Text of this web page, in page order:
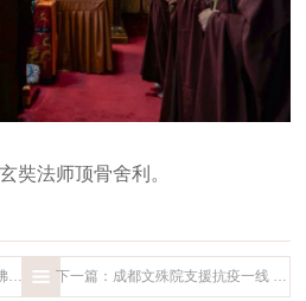
奘法师顶骨舍利。
上一篇：满门巨擘誉满巴蜀 数代佛缘香遗空林——纪念刘奇晋先生西逝一周年 下一篇：成都文殊院支援抗疫一线 向湖北黄冈、随州等地捐款25万元